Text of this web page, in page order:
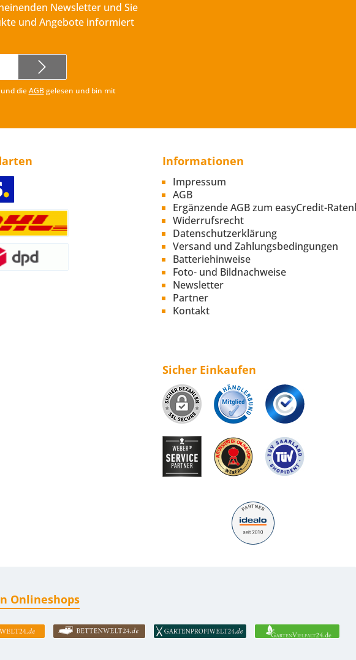
Newsletter und Sie
und Angebote informiert
dieAGBgelesen und bin mit
Informationen
Impressum
AGB
Ergänzende AGB zum easyCredit-
Widerrufsrecht
Datenschutzerklärung
Versand und Zahlungsbedingungen
Batteriehinweise
Foto- und Bildnachweise
Newsletter
Partner
Kontakt
Sicher Einkaufen
Onlineshops